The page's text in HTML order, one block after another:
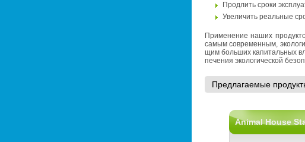
Про­длить сроки
Уве­ли­чить ре­аль­ные
При­ме­не­ние наших
самым со­вре­мен­ным,
щим боль­ших ка­пи­таль­ных
пе­че­ния эко­ло­ги­че­ской
Пред­ла­га­е­мые
Animal House